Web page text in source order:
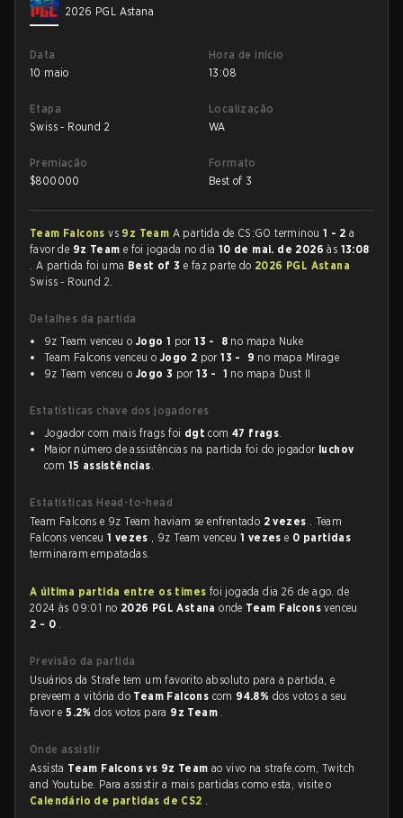
2026 PGL Astana
Data
10 maio
Hora de início
13:08
Etapa
Swiss - Round 2
Localização
WA
Premiação
$800000
Formato
Best of 3
Team Falconsvs 9z Team A partida de CS:GO terminou 1 - 2 a
favor de 9z Team e foi jogada no dia 10 de mai. de 2026às 13:08
. A partida foi uma Best of 3 e faz parte do 2026 PGL Astana
Swiss - Round 2.
Detalhes da partida
9z Team venceu o Jogo 1 por13 - 8 no mapa Nuke
Team Falcons venceu o Jogo 2 por13 - 9 no mapa Mirage
9z Team venceu o Jogo 3 por13 - 1 no mapa Dust II
Estatísticas chave dos jogadores
Jogador com mais frags foi dgt com47 frags.
Maior número de assistências na partida foi do jogador luchov
com 15 assistências.
Estatísticas Head-to-head
Team Falcons e 9z Team haviam se enfrentado 2 vezes . Team
Falcons venceu1 vezes , 9z Team venceu1 vezese 0 partidas
terminaram empatadas.
A última partida entre os times foi jogada dia 26 de ago. de
2024 às 09:01 no 2026 PGL Astanaonde Team Falconsvenceu
2 - 0 .
Previsão da partida
Usuários da Strafe tem um favorito absoluto para a partida, e
preveem a vitória do Team Falcons com 94.8% dos votos a seu
favor e5.2%dos votos para 9z Team .
Onde assistir
Assista Team Falcons vs 9z Team ao vivo na strafe.com, Twitch
and Youtube. Para assistir a mais partidas como esta, visite o
Calendário de partidas de CS2 .